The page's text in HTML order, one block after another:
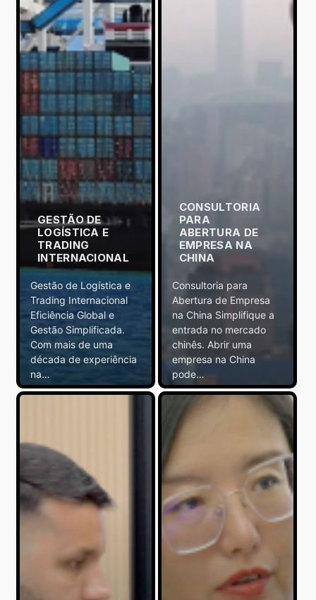
GESTÃO DE
LOGÍSTICA E
TRADING
INTERNACIONAL
Gestão de Logística e
Trading Internacional
Eficiência Global e
Gestão Simplificada.
Com mais de uma
década de experiência
na…
CONSULTORIA
PARA
ABERTURA DE
EMPRESA NA
CHINA
Consultoria para
Abertura de Empresa
na China Simplifique a
entrada no mercado
chinês. Abrir uma
empresa na China
pode…